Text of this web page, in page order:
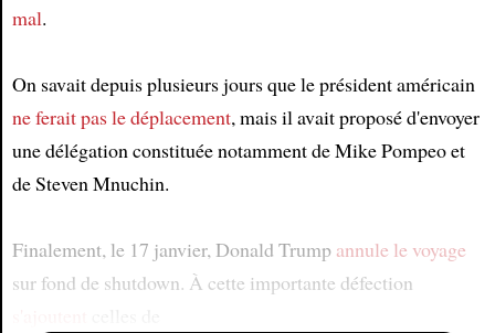
mal.
On savait depuis plusieurs jours que le président américain
ne ferait pas le déplacement, mais il avait proposé d'envoyer
une délégation constituée notamment de Mike Pompeo et
de Steven Mnuchin.
Finalement, le 17 janvier, Donald Trump annule le voyage
sur fond de shutdown. À cette importante défection